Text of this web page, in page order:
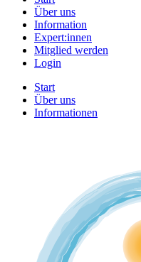
Über uns
Information
Expert:innen
Mitglied werden
Login
Start
Über uns
Informationen